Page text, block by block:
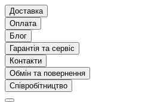
Доставка
Оплата
Блог
Гарантія та сервіс
Контакти
Обмін та повернення
Співробітництво